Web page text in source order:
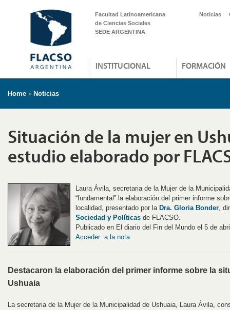
Facultad Latinoamericana
de Ciencias Sociales
SEDE ARGENTINA
Noticias
INSTITUCIONAL FORMACIÓN
Home › Noticias
Situación de la mujer en
estudio elaborado por
Laura Ávila, secretaria de la Mujer de la
“fundamental” la elaboración del primer informe
localidad, presentado por la Dra. Gloria Bonder,
Sociedad y Políticas de FLACSO.
Publicado en El diario del Fin del Mundo el 5 de
Acceder a la nota
Destacaron la elaboración del primer informe sobre la
Ushuaia
La secretaria de la Mujer de la Municipalidad de Ushuaia, Laura Ávila,